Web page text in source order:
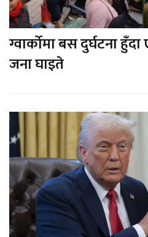
ग्वार्कोमा बस दुर्घटना
जना घाइते